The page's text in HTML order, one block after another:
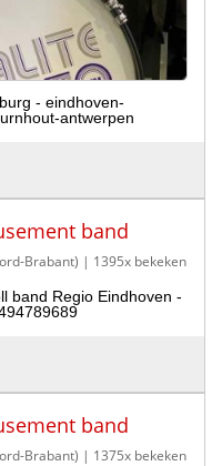
- eindhoven-
antwerpen
band
Brabant) | 1395x bekeken
band Regio Eindhoven -
band
Brabant) | 1375x bekeken